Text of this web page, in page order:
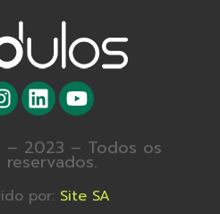
– 2023 – Todos os
por: Site SA